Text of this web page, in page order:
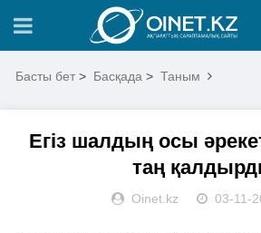
Басты бет > Басқада > Таным
Егіз шалдың осы
таң
Oinet.kz 03-11-